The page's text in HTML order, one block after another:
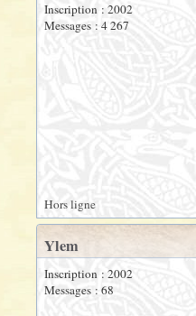
Inscription : 2002
Messages : 4 267
Hors ligne
Ylem
Inscription : 2002
Messages : 68